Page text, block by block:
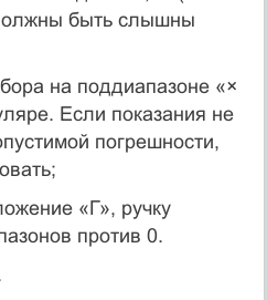
быть слышны
на поддиапазоне «×
Если показания не
погрешности,
«Г», ручку
против 0.